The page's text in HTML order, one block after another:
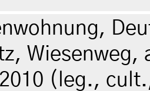
Wiesenweg,
(leg.,